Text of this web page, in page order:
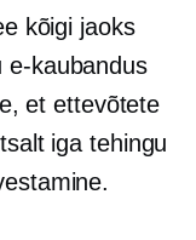
kõigi jaoks
e-kaubandus
et ettevõtete
iga tehingu